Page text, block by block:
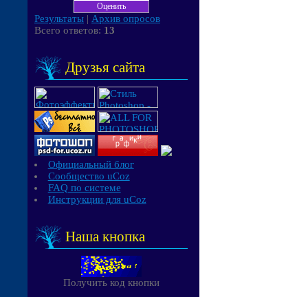
Результаты | Архив опросов
Всего ответов: 13
Друзья сайта
Официальный блог
Сообщество uCoz
FAQ по системе
Инструкции для uCoz
Наша кнопка
Получить код кнопки